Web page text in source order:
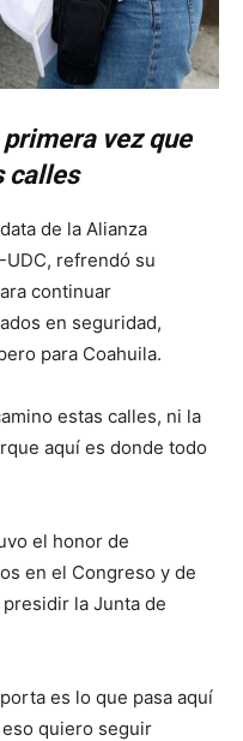
vez que
calles
de la Alianza
UDC, refrendó su
continuar
en seguridad,
para Coahuila.
estas calles, ni la
aquí es donde todo
el honor de
en el Congreso y de
la Junta de
es lo que pasa aquí
quiero seguir